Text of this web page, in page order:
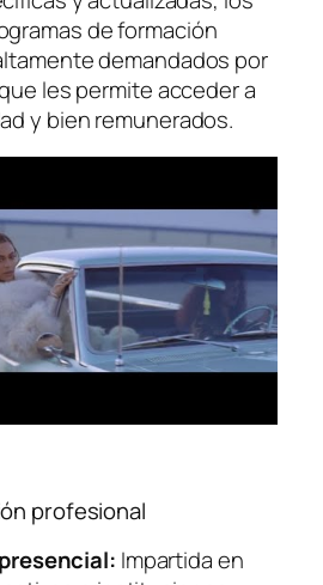
de formación
demandados por
les permite acceder a
y bien remunerados.
profesional
Impartida en